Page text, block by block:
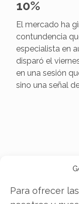
Para ofrecer
clave
10%
El mercado ha
contundencia
especialista en
disparó el
en una sesión